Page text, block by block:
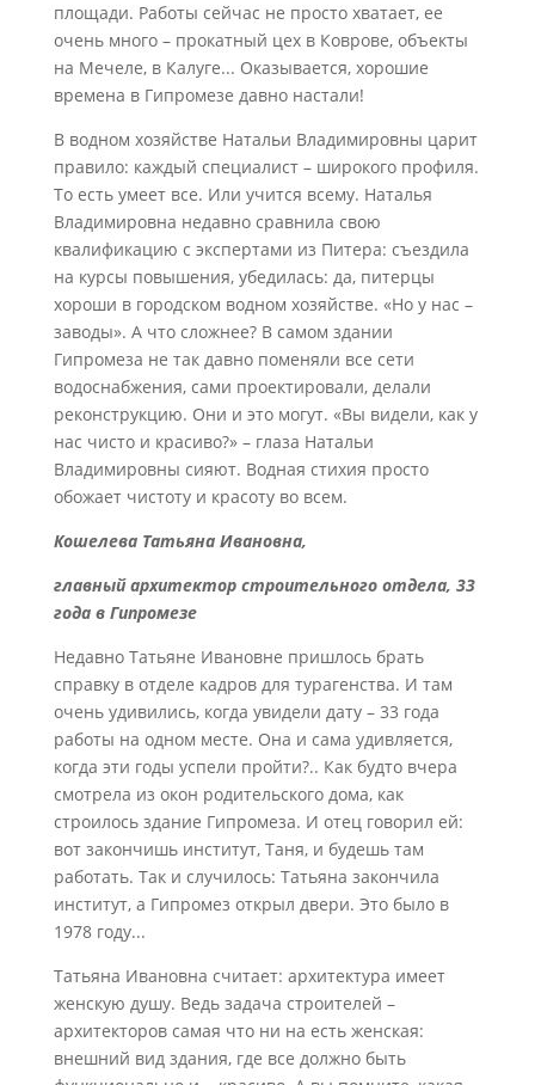
площади. Работы сейчас не просто хватает, ее
очень много – прокатный цех в Коврове, объекты
на Мечеле, в Калуге... Оказывается, хорошие
времена в Гипромезе давно настали!
В водном хозяйстве Натальи Владимировны царит
правило: каждый специалист – широкого профиля.
То есть умеет все. Или учится всему. Наталья
Владимировна недавно сравнила свою
квалификацию с экспертами из Питера: съездила
на курсы повышения, убедилась: да, питерцы
хороши в городском водном хозяйстве. «Но у нас –
заводы». А что сложнее? В самом здании
Гипромеза не так давно поменяли все сети
водоснабжения, сами проектировали, делали
реконструкцию. Они и это могут. «Вы видели, как у
нас чисто и красиво?» – глаза Натальи
Владимировны сияют. Водная стихия просто
обожает чистоту и красоту во всем.
Кошелева Татьяна Ивановна,
главный архитектор строительного отдела, 33
года в Гипромезе
Недавно Татьяне Ивановне пришлось брать
справку в отделе кадров для турагенства. И там
очень удивились, когда увидели дату – 33 года
работы на одном месте. Она и сама удивляется,
когда эти годы успели пройти?.. Как будто вчера
смотрела из окон родительского дома, как
строилось здание Гипромеза. И отец говорил ей:
вот закончишь институт, Таня, и будешь там
работать. Так и случилось: Татьяна закончила
институт, а Гипромез открыл двери. Это было в
1978 году...
Татьяна Ивановна считает: архитектура имеет
женскую душу. Ведь задача строителей –
архитекторов самая что ни на есть женская:
внешний вид здания, где все должно быть